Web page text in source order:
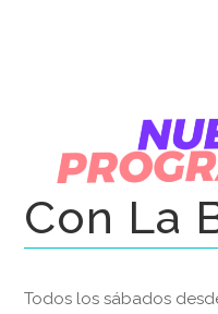
Con La
Todos los sábados